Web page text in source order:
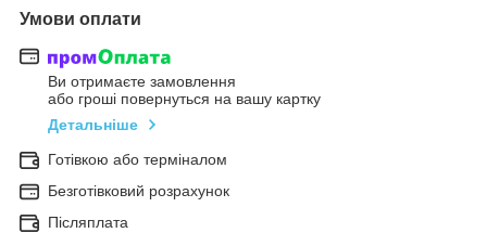
Умови оплати
Ви отримаєте замовлення
або гроші повернуться на вашу картку
Детальніше
Готівкою або терміналом
Безготівковий розрахунок
Післяплата